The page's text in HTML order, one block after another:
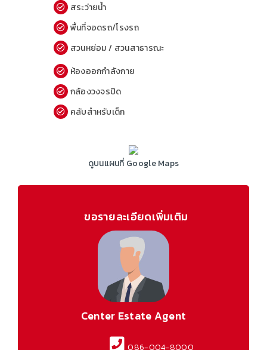
สระว่ายน้ำ
พื้นที่จอดรถ/โรงรถ
สวนหย่อม / สวนสาธารณะ
ห้องออกกำลังกาย
กล้องวงจรปิด
คลับสำหรับเด็ก
ดูบนแผนที่ Google Maps
ขอรายละเอียดเพิ่มเติม
Center Estate Agent
086-004-8000